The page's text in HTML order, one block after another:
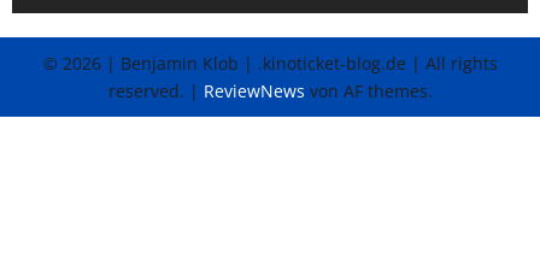
© 2026 | Benjamin Klob | .kinoticket-blog.de | All rights
reserved. | ReviewNews von AF themes.